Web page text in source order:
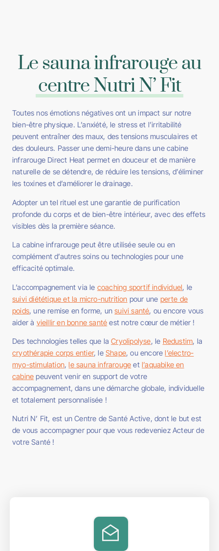
Le sauna infrarouge au
centre Nutri N’ Fit
Toutes nos émotions négatives ont un impact sur notre
bien-être physique. L’anxiété, le stress et l’irritabilité
peuvent entraîner des maux, des tensions musculaires et
des douleurs. Passer une demi-heure dans une cabine
infrarouge Direct Heat permet en douceur et de manière
naturelle de se détendre, de réduire les tensions, d’éliminer
les toxines et d’améliorer le drainage.
Adopter un tel rituel est une garantie de purification
profonde du corps et de bien-être intérieur, avec des effets
visibles dès la première séance.
La cabine infrarouge peut être utilisée seule ou en
complément d’autres soins ou technologies pour une
efficacité optimale.
L’accompagnement via le coaching sportif individuel, le
suivi diététique et la micro-nutrition pour une perte de
poids, une remise en forme, unsuivi santé, ou encore vous
aider à vieillir en bonne santé est notre cœur de métier !
Des technologies telles que laCryolipolyse, le Redustim, la
cryothérapie corps entier, le Shape, ou encorel’electro-
myo-stimulation,le sauna infrarouge etl’aquabike en
cabine peuvent venir en support de votre
accompagnement, dans une démarche globale, individuelle
et totalement personnalisée !
Nutri N’ Fit, est un Centre de Santé Active, dont le but est
de vous accompagner pour que vous redeveniez Acteur de
votre Santé !